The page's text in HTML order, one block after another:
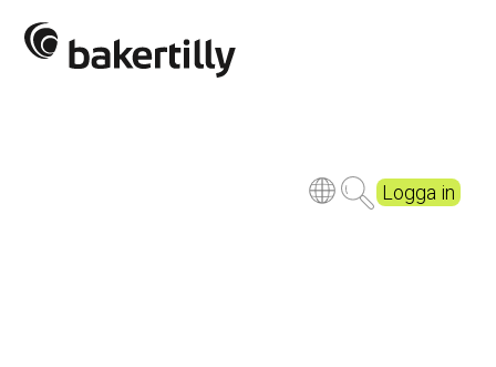
Logga in
FARs Allmänna villkor om
revision av svenska företag